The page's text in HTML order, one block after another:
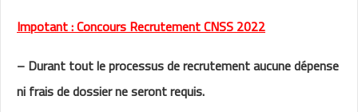
Impotant : Concours Recrutement CNSS 2022
– Durant tout le processus de recrutementaucune dépense
ni frais de dossier ne seront requis.